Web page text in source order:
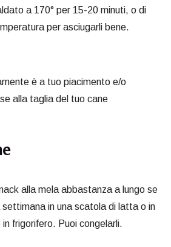
a 170° per 15-20 minuti, o di
per asciugarli bene.
è a tuo piacimento e/o
alla taglia del tuo cane
alla mela abbastanza a lungo se
settimana in una scatola di latta o in
frigorifero. Puoi congelarli.